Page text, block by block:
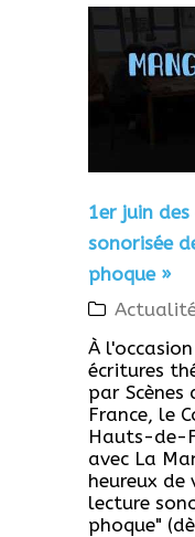
1er juin
sonorisée
phoque »
À
écritures
par Scènes
France, le
Hauts-de-
avec La
heureux de
lecture
phoque"